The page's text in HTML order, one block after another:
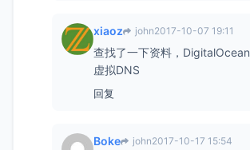
xiaoz john2017-10-07 19:11
查找了一下资料，
虚拟DNS
回复
Boke john2017-10-17 15:54